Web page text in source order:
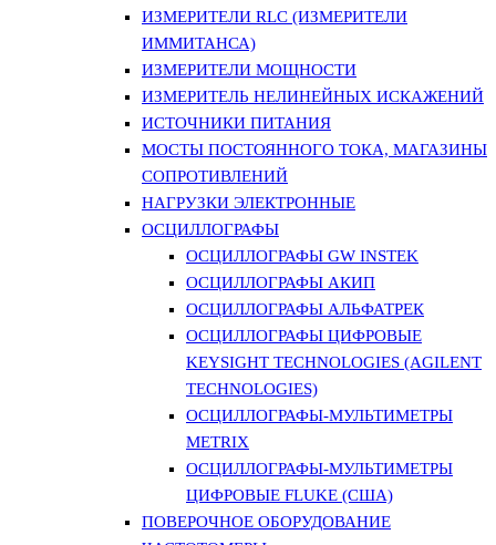
ИЗМЕРИТЕЛИ RLC (ИЗМЕРИТЕЛИ
ИММИТАНСА)
ИЗМЕРИТЕЛИ МОЩНОСТИ
ИЗМЕРИТЕЛЬ НЕЛИНЕЙНЫХ ИСКАЖЕНИЙ
ИСТОЧНИКИ ПИТАНИЯ
МОСТЫ ПОСТОЯННОГО ТОКА, МАГАЗИНЫ
СОПРОТИВЛЕНИЙ
НАГРУЗКИ ЭЛЕКТРОННЫЕ
ОСЦИЛЛОГРАФЫ
ОСЦИЛЛОГРАФЫ GW INSTEK
ОСЦИЛЛОГРАФЫ АКИП
ОСЦИЛЛОГРАФЫ АЛЬФАТРЕК
ОСЦИЛЛОГРАФЫ ЦИФРОВЫЕ
KEYSIGHT TECHNOLOGIES (AGILENT
TECHNOLOGIES)
ОСЦИЛЛОГРАФЫ-МУЛЬТИМЕТРЫ
METRIX
ОСЦИЛЛОГРАФЫ-МУЛЬТИМЕТРЫ
ЦИФРОВЫЕ FLUKE (США)
ПОВЕРОЧНОЕ ОБОРУДОВАНИЕ